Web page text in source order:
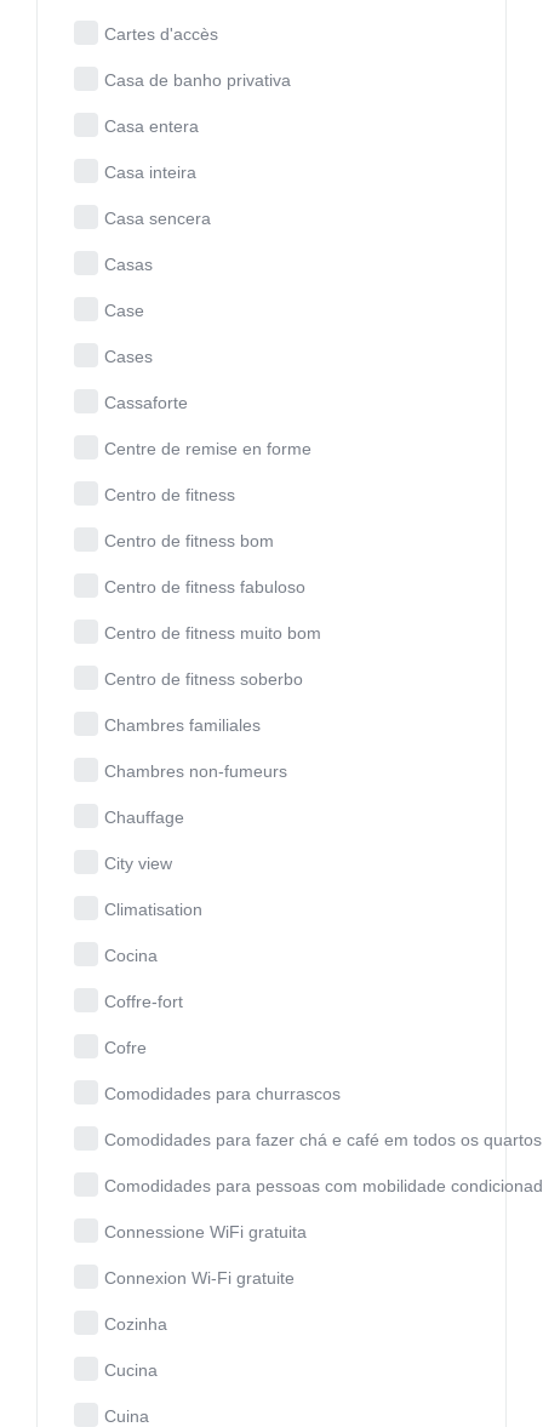
Cartes d'accès
Casa de banho privativa
Casa entera
Casa inteira
Casa sencera
Casas
Case
Cases
Cassaforte
Centre de remise en forme
Centro de fitness
Centro de fitness bom
Centro de fitness fabuloso
Centro de fitness muito bom
Centro de fitness soberbo
Chambres familiales
Chambres non-fumeurs
Chauffage
City view
Climatisation
Cocina
Coffre-fort
Cofre
Comodidades para churrascos
Comodidades para fazer chá e café em todos os quartos
Comodidades para pessoas com mobilidade
Connessione WiFi gratuita
Connexion Wi-Fi gratuite
Cozinha
Cucina
Cuina